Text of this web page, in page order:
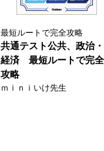
最短ルートで完全攻略
共通テスト公共、政治・
経済 最短ルートで完全
攻略
ｍｉｎｉいけ先生